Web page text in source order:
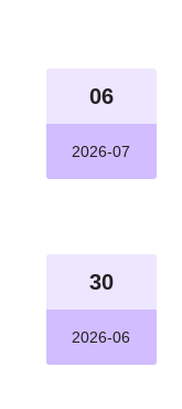
06
2026-07
30
2026-06